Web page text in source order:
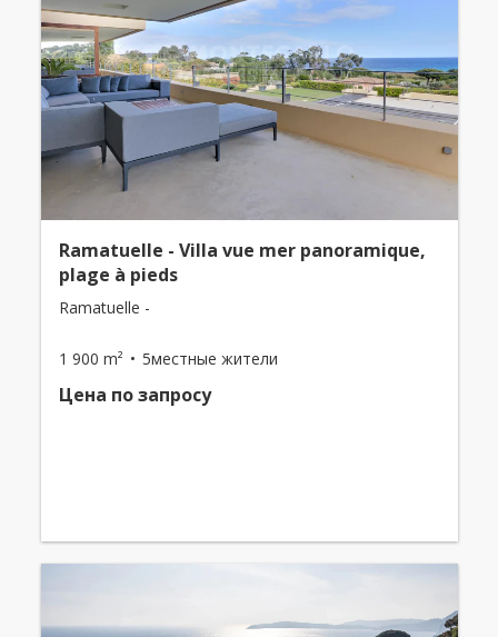
Ramatuelle - Villa vue mer panoramique,
plage à pieds
Ramatuelle -
1 900 m² 5местные жители
Цена по запросу